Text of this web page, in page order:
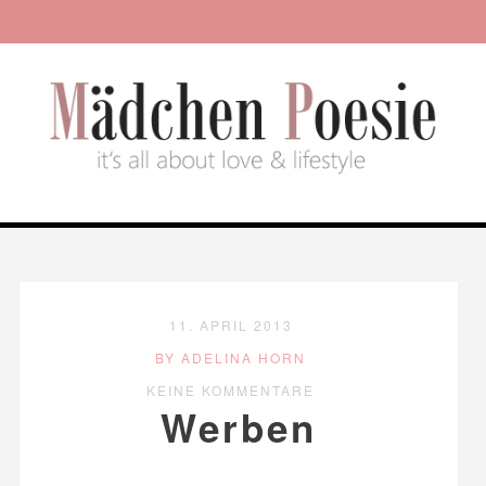
11. APRIL 2013
BY ADELINA HORN
KEINE KOMMENTARE
Werben